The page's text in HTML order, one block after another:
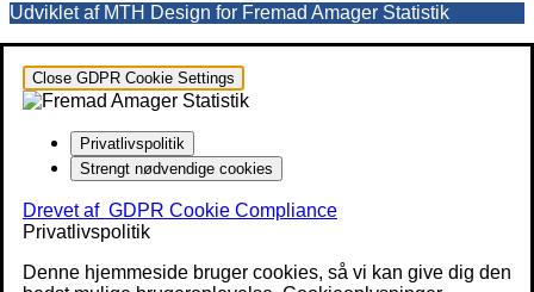
Udviklet af MTH Design for Fremad Amager Statistik
Close GDPR Cookie Settings
Privatlivspolitik
Strengt nødvendige cookies
Drevet af GDPR Cookie Compliance
Privatlivspolitik
Denne hjemmeside bruger cookies, så vi kan give dig den